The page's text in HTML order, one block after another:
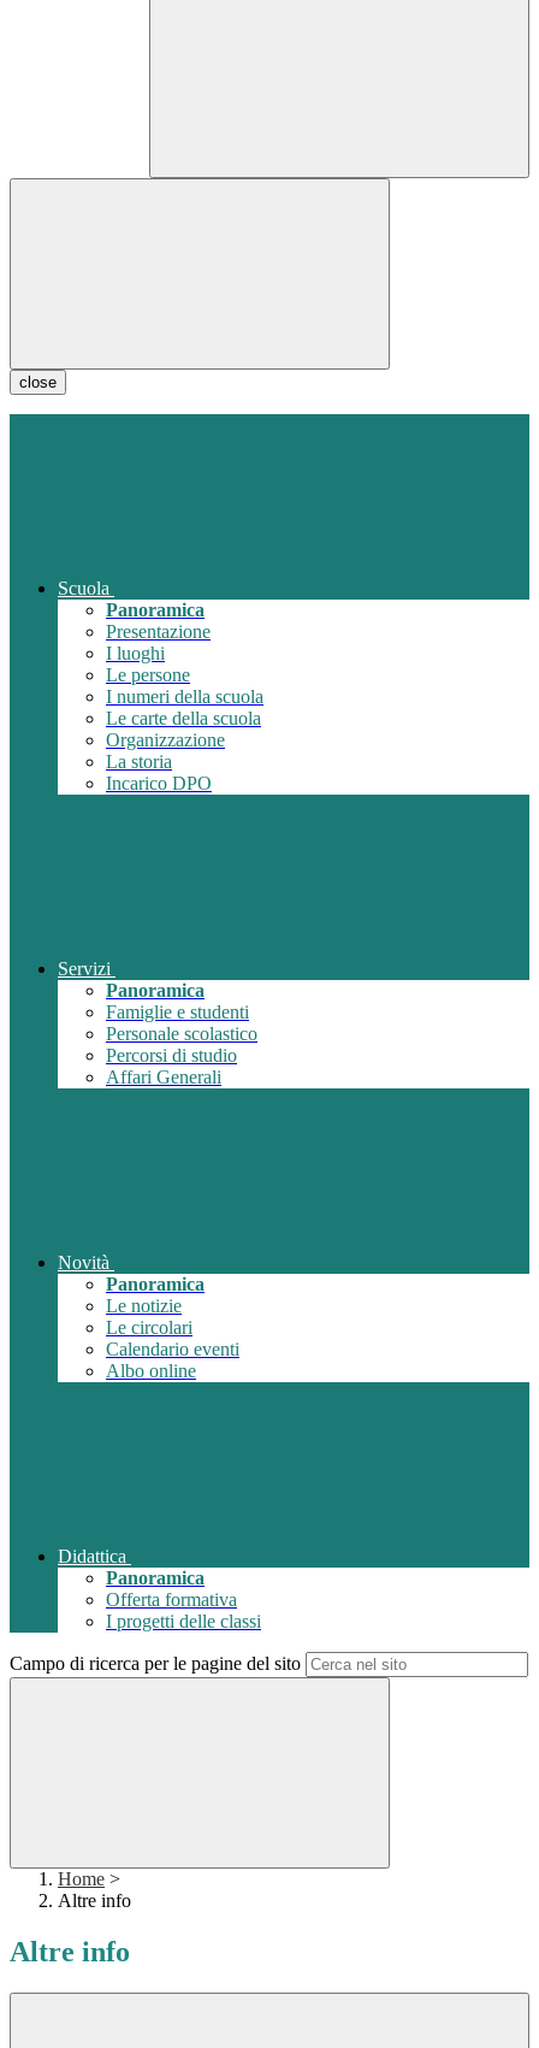
close
Scuola
Panoramica
Presentazione
I luoghi
Le persone
I numeri della scuola
Le carte della scuola
Organizzazione
La storia
Incarico DPO
Servizi
Panoramica
Famiglie e studenti
Personale scolastico
Percorsi di studio
Affari Generali
Novità
Panoramica
Le notizie
Le circolari
Calendario eventi
Albo online
Didattica
Panoramica
Offerta formativa
I progetti delle classi
Campo di ricerca per le pagine del sito
Home >
Altre info
Altre info